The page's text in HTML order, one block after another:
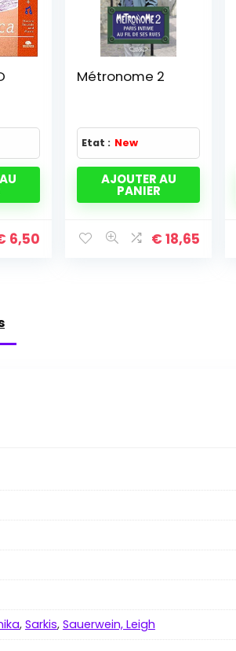
6,50
Métronome 2
Etat : New
AJOUTER AU
PANIER
€ 18,65
, Sarkis, Sauerwein, Leigh